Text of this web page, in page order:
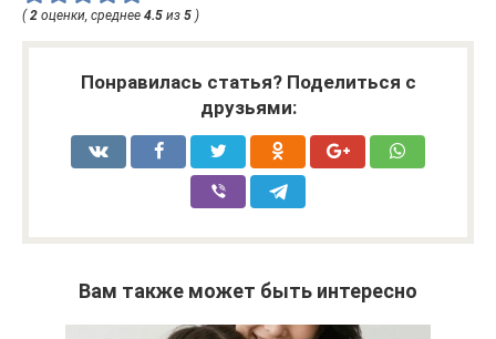
( 2 оценки, среднее 4.5 из 5 )
Понравилась статья? Поделиться с
друзьями:
Вам также может быть интересно